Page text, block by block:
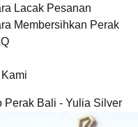
Lacak Pesanan
Membersihkan Perak
Perak Bali - Yulia Silver